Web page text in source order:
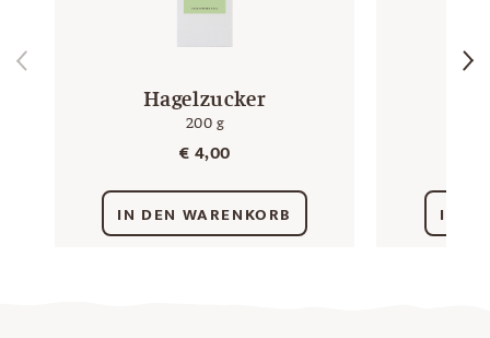
Hagelzucker
200 g
€4,00
IN DEN WARENKORB IN